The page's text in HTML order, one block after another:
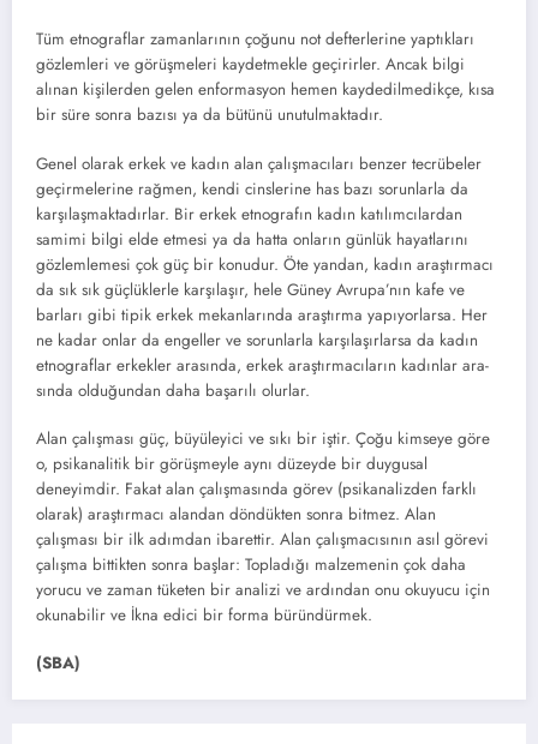
Tüm etnograflar zamanlarının çoğunu not defterlerine yaptıkları
gözlemleri ve görüşme­leri kaydetmekle geçirirler. Ancak bilgi
alınan kişilerden gelen enformasyon hemen kaydedil­medikçe, kısa
bir süre sonra bazısı ya da bütü­nü unutulmaktadır.
Genel olarak erkek ve kadın alan çalışmacı­ları benzer tecrübeler
geçirmelerine rağmen, kendi cinslerine has bazı sorunlarla da
karşı­laşmaktadırlar. Bir erkek etnografın kadın ka­tılımcılardan
samimi bilgi elde etmesi ya da hatta onların günlük hayatlarını
gözlemlemesi çok güç bir konudur. Öte yandan, kadın araş­tırmacı
da sık sık güçlüklerle karşılaşır, hele Güney Avrupa’nın kafe ve
barları gibi tipik er­kek mekanlarında araştırma yapıyorlarsa. Her
ne kadar onlar da engeller ve sorunlarla karşılaşırlarsa da kadın
etnograflar erkekler arasında, erkek araştırmacıların kadınlar ara­
sında olduğundan daha başarılı olurlar.
Alan çalışması güç, büyüleyici ve sıkı bir iş­tir. Çoğu kimseye göre
o, psikanalitik bir gö­rüşmeyle aynı düzeyde bir duygusal
deneyimdir. Fakat alan çalışmasında görev (psikanaliz­den farklı
olarak) araştırmacı alandan dön­dükten sonra bitmez. Alan
çalışması bir ilk adımdan ibarettir. Alan çalışmacısının asıl gö­revi
çalışma bittikten sonra başlar: Topladığı malzemenin çok daha
yorucu ve zaman tüke­ten bir analizi ve ardından onu okuyucu için
okunabilir ve İkna edici bir forma büründürmek.
(SBA)